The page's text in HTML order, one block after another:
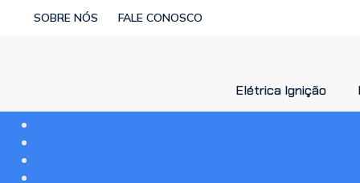
SOBRE NÓS FALE CONOSCO
Elétrica Ignição
Elétrica Ignição